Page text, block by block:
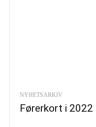
NYHETSARKIV
Førerkort i